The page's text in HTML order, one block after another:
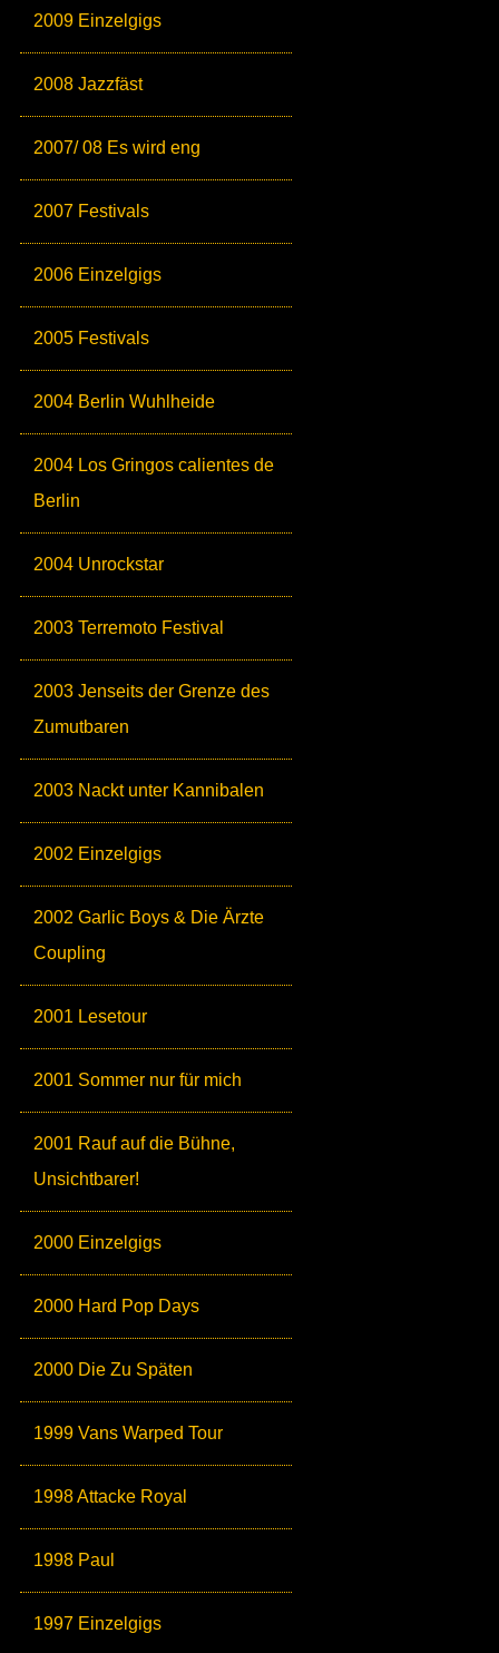
2009 Einzelgigs
2008 Jazzfäst
2007/ 08 Es wird eng
2007 Festivals
2006 Einzelgigs
2005 Festivals
2004 Berlin Wuhlheide
2004 Los Gringos calientes de
Berlin
2004 Unrockstar
2003 Terremoto Festival
2003 Jenseits der Grenze des
Zumutbaren
2003 Nackt unter Kannibalen
2002 Einzelgigs
2002 Garlic Boys & Die Ärzte
Coupling
2001 Lesetour
2001 Sommer nur für mich
2001 Rauf auf die Bühne,
Unsichtbarer!
2000 Einzelgigs
2000 Hard Pop Days
2000 Die Zu Späten
1999 Vans Warped Tour
1998 Attacke Royal
1998 Paul
1997 Einzelgigs